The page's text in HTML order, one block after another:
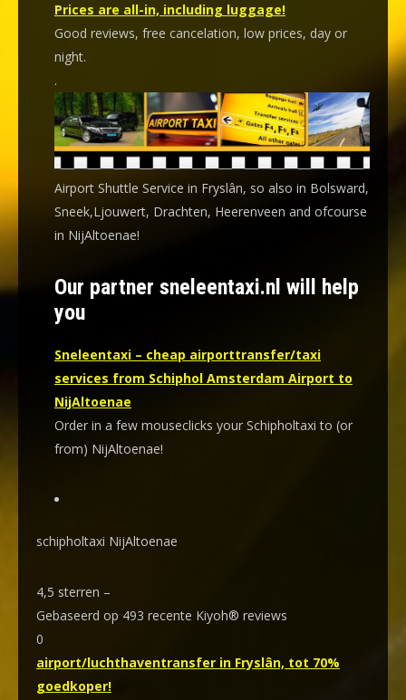
Prices are all-in, including luggage!
Good reviews, free cancelation, low prices, day or
night.
.
Airport Shuttle Service in Fryslân, so also in Bolsward,
Sneek,Ljouwert, Drachten, Heerenveen and ofcourse
in NijAltoenae!
Our partner sneleentaxi.nl will help
you
Sneleentaxi – cheap airporttransfer/taxi
services from Schiphol Amsterdam Airport to
NijAltoenae
Order in a few mouseclicks your Schipholtaxi to (or
from) NijAltoenae!
schipholtaxi NijAltoenae
4,5 sterren –
Gebaseerd op 493 recente Kiyoh® reviews
0
airport/luchthaventransfer in Fryslân, tot 70%
goedkoper!